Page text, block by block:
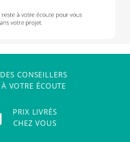
DES CONSEILLERS
À VOTRE ÉCOUTE
PRIX LIVRÉS
CHEZ VOUS